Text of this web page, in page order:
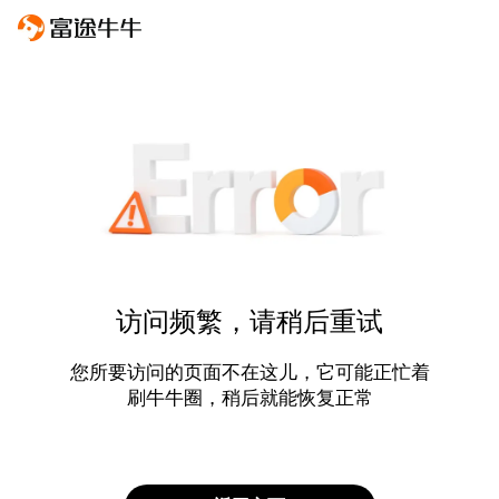
访问频繁，请稍后重试
您所要访问的页面不在这儿，它可能正忙着
刷牛牛圈，稍后就能恢复正常